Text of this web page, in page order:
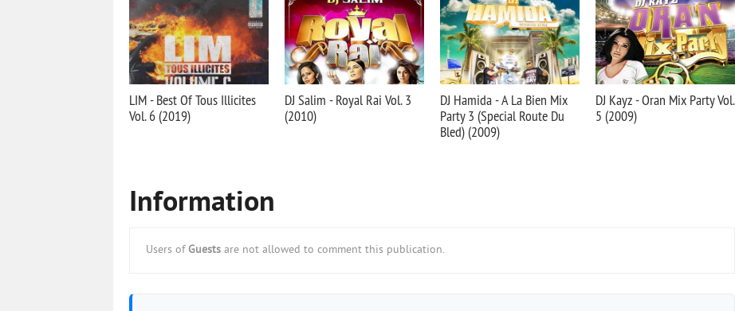
LIM - Best Of Tous Illicites
Vol. 6 (2019)
DJ Salim - Royal Rai Vol. 3
(2010)
DJ Hamida - A La Bien Mix
Party 3 (Special Route Du
Bled) (2009)
DJ Kayz - Oran Mix Party Vol.
5 (2009)
Information
Users of Guests are not allowed to comment this publication.